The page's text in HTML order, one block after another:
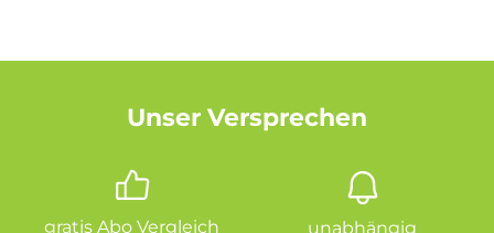
Unser Versprechen
gratis Abo Vergleich unabhängig